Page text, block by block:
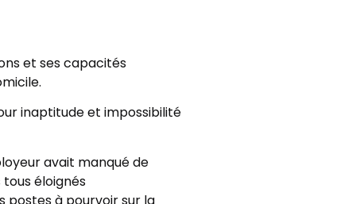
et ses capacités
inaptitude et impossibilité
avait manqué de
éloignés
postes à pourvoir sur la